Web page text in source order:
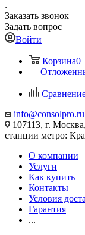
Заказать звонок
Задать вопрос
Войти
Корзина0
info@consolpro.ru
107113, г.
станции метро:
О компании
Услуги
Как купить
Контакты
Условия
Гарантия
...